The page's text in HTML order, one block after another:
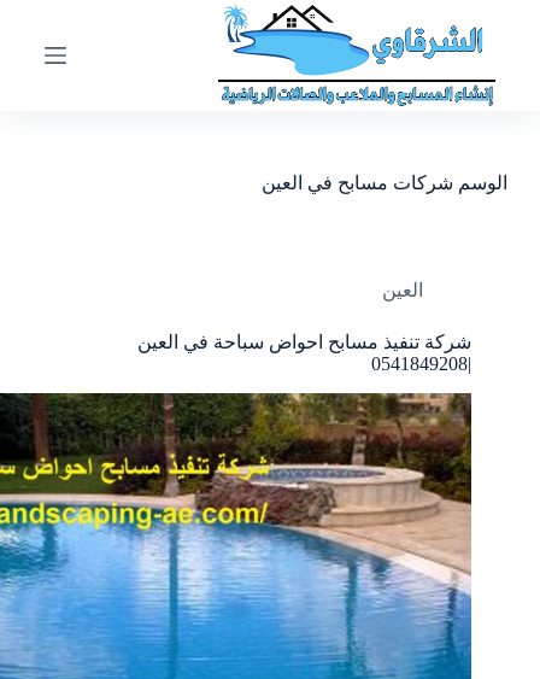
ى
الوسم شركات مسابح في العين
العين
شركة تنفيذ مسابح احواض سباحة في العين
|0541849208